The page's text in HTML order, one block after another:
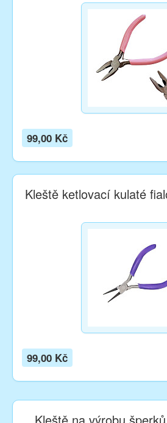
99,00 Kč
Kleště ketlovací kulaté
99,00 Kč